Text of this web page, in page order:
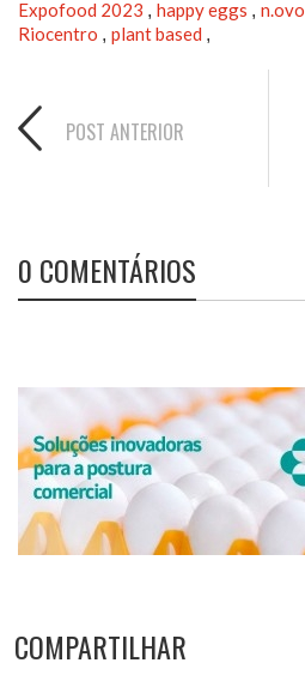
Expofood 2023 , happy eggs , n.ovo
Riocentro , plant based ,
POST ANTERIOR
0 COMENTÁRIOS
COMPARTILHAR